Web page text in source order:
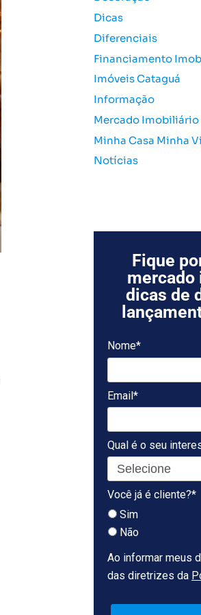
o
r
Dicas
Diferenciais
Financiamento
Imóveis Cataguá
Informação
Mercado Imobiliário
Minha Casa Minha
Notícias
Fique
dicas de
Nome*
Email*
Qual é o seu
Você já é cliente?*
Sim
Não
Ao informar meus
das diretrizes da